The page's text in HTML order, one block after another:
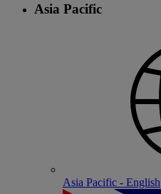
Asia Pacific
Asia Pacific - English